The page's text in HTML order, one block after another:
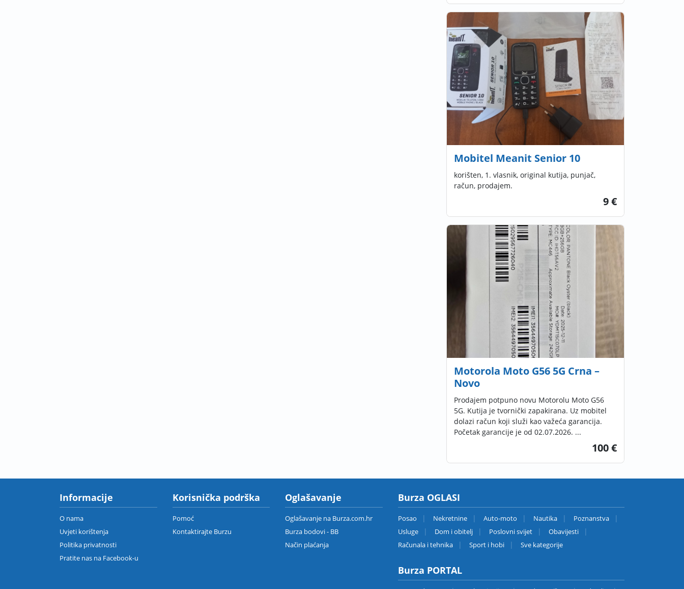
Mobitel Meanit Senior 10
korišten, 1. vlasnik, original kutija, punjač,
račun, prodajem.
9 €
Motorola Moto G56 5G Crna –
Novo
Prodajem potpuno novu Motorolu Moto G56
5G. Kutija je tvornički zapakirana. Uz mobitel
dolazi račun koji služi kao važeća garancija.
Početak garancije je od 02.07.2026. ...
100 €
Informacije
O nama
Uvjeti korištenja
Politika privatnosti
Pratite nas na Facebook-u
Korisnička podrška
Pomoć
Kontaktirajte Burzu
Oglašavanje
Oglašavanje na Burza.com.hr
Burza bodovi - BB
Način plaćanja
Burza OGLASI
Posao Nekretnine Auto-moto Nautika
Poznanstva
Usluge
Dom i obitelj Poslovni svijet
Obavijesti
Računala i tehnika
Sport i hobi Sve kategorije
Burza PORTAL